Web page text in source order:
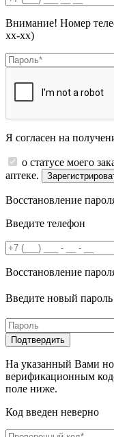
Внимание! Номер
хх-хх)
Я согласен на
о статусе моего
аптеке.
Восстановление
Введите телефон
Восстановление
Введите новый пароль
На указанный Вами
верификационным
поле ниже.
Код введен неверно